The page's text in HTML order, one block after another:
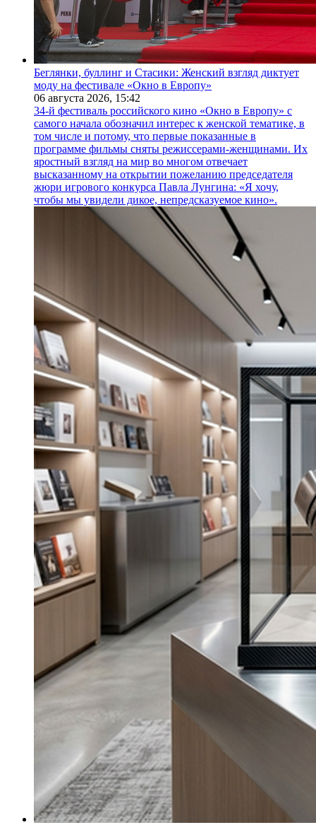
Беглянки, буллинг и Стасики: Женский взгляд диктует
моду на фестивале «Окно в Европу»
06 августа 2026, 15:42
34-й фестиваль российского кино «Окно в Европу» с
самого начала обозначил интерес к женской тематике, в
том числе и потому, что первые показанные в
программе фильмы сняты режиссерами-женщинами. Их
яростный взгляд на мир во многом отвечает
высказанному на открытии пожеланию председателя
жюри игрового конкурса Павла Лунгина: «Я хочу,
чтобы мы увидели дикое, непредсказуемое кино».